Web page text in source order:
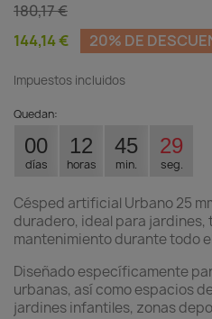
180,17 €
144,14 €
20% DE
Impuestos incluidos
Quedan:
00
días
12
horas
45
min.
29
seg.
Césped artificial Urbano 25
duradero, ideal para
mantenimiento durante todo
Diseñado específicamente
urbanas, así como espacios
jardines infantiles, zonas